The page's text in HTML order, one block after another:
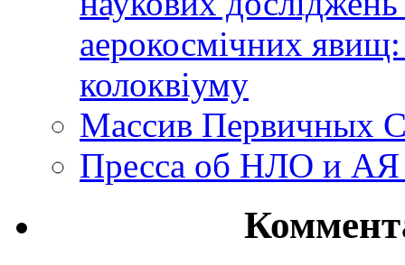
аерокосмічних
колоквіуму
Массив Первичных
Пресса об НЛО и